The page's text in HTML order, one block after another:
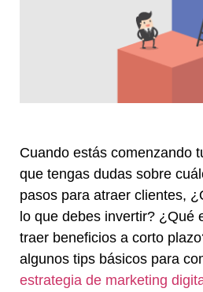
Cuando estás comenzando
que tengas dudas sobre
pasos para atraer clientes,
lo que debes invertir? ¿Qué
traer beneficios a corto
algunos tips básicos para
estrategia de marketing